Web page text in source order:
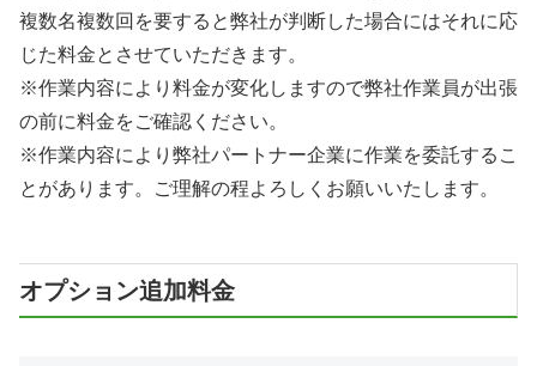
複数名複数回を要すると弊社が判断した場合にはそれに応
じた料金とさせていただきます。
※作業内容により料金が変化しますので弊社作業員が出張
の前に料金をご確認ください。
※作業内容により弊社パートナー企業に作業を委託するこ
とがあります。ご理解の程よろしくお願いいたします。
オプション追加料金